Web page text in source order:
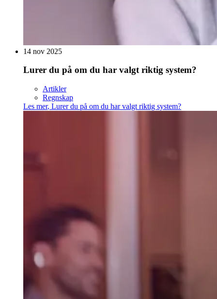
14 nov 2025
Lurer du på om du har valgt riktig system?
Artikler
Regnskap
Les mer, Lurer du på om du har valgt riktig system?